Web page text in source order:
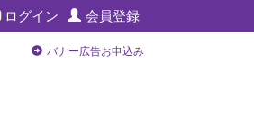
ログイン 会員登録
バナー広告お申込み